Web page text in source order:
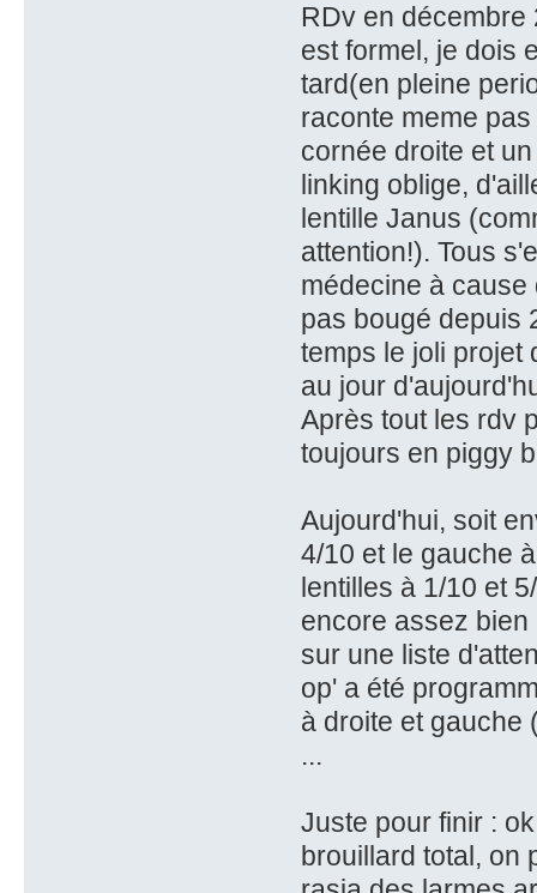
RDv en décembre
est formel, je dois
tard(en pleine
raconte meme
cornée droite et
linking oblige,
lentille Janus
attention!). Tous
médecine à
pas bougé depuis
temps le joli projet
au jour
Après tout les rdv
toujours en piggy
Aujourd'hui, soit
4/10 et le gauche
lentilles à 1/10 et
encore assez
sur une liste
op' a été
à droite et gauche
...
Juste pour finir :
brouillard total, on